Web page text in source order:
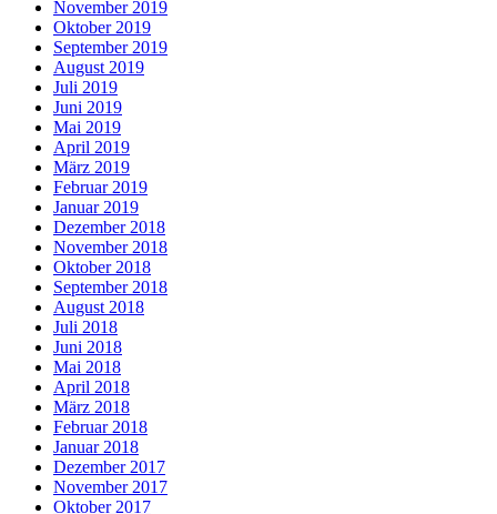
November 2019
Oktober 2019
September 2019
August 2019
Juli 2019
Juni 2019
Mai 2019
April 2019
März 2019
Februar 2019
Januar 2019
Dezember 2018
November 2018
Oktober 2018
September 2018
August 2018
Juli 2018
Juni 2018
Mai 2018
April 2018
März 2018
Februar 2018
Januar 2018
Dezember 2017
November 2017
Oktober 2017